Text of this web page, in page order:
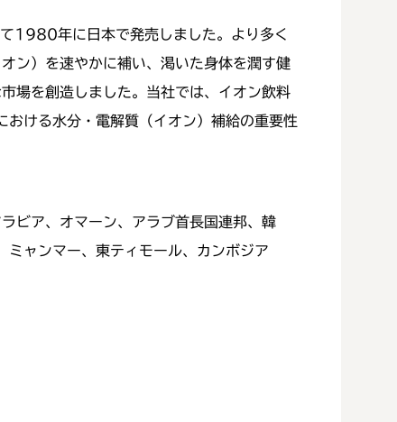
1980年に日本で発売しました。より多く
ン）を速やかに補い、渇いた身体を潤す健
場を創造しました。当社では、イオン飲料
ける水分・電解質（イオン）補給の重要性
ビア、オマーン、アラブ首長国連邦、韓
ミャンマー、東ティモール、カンボジア